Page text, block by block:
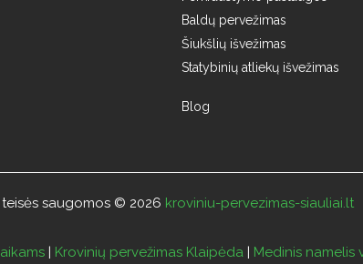
Baldų pervežimas
Šiukšlių išvežimas
Statybinių atliekų išvežimas
Blog
teisės saugomos © 2026 kroviniu-pervezimas-siauliai.lt
Krovinių pervežimas Klaipėda Medinis namelis